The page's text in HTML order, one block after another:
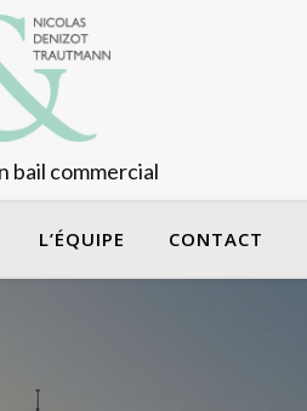
bail commercial
L’ÉQUIPE CONTACT